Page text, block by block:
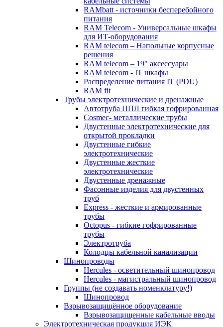
RAMbatt - источники бесперебойного
питания
RAM Telecom - Универсальные шкафы
для ИТ-оборудования
RAM telecom – Напольные корпусные
решения
RAM telecom – 19" аксессуары
RAM telecom - IT шкафы
Распределение питания IT (PDU)
RAM fit
Трубы электротехнические и дренажные
Автотруба ППЛ гибкая гофрированная
Cosmec- металлические трубы
Двустенные электротехнические для
открытой прокладки
Двустенные гибкие
электротехнические
Двустенные жесткие
электротехнические
Двустенные дренажные
Фасонные изделия для двустенных
труб
Express - жесткие и армированные
трубы
Octopus - гибкие гофрированные
трубы
Электротруба
Колодцы кабельной канализации
Шинопроводы
Hercules - осветительный шинопровод
Hercules - магистральный шинопровод
Группы (не создавать номенклатуру!)
Шинопровод
Взрывозащищённое оборудование
Взрывозащищенные кабельные вводы
Электротехническая продукция ИЭК